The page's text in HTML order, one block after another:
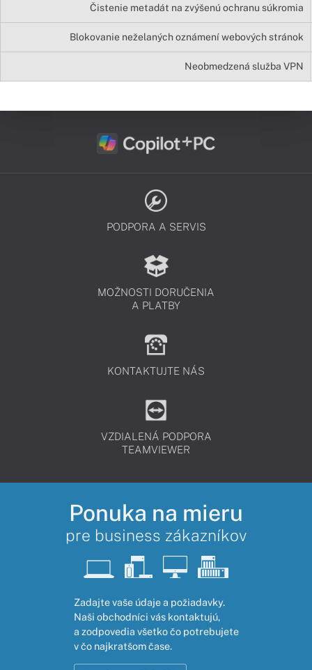
Čistenie metadát na zvýšenú ochranu súkromia
Blokovanie neželaných oznámení webových stránok
Neobmedzená služba VPN
PODPORA A SERVIS
MOŽNOSTI DORUČENIA
A PLATBY
KONTAKTUJTE NÁS
VZDIALENÁ PODPORA
TEAMVIEWER
Ponuka na mieru
pre business zákazníkov
Zadajte vaše údaje a požiadavky.
Naši obchodníci vás kontaktujú,
a zodpovedia všetko čo potrebujete
v čo najkratšom čase.